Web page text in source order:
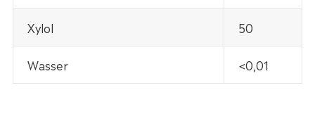
Xylol 50
Wasser <0,01